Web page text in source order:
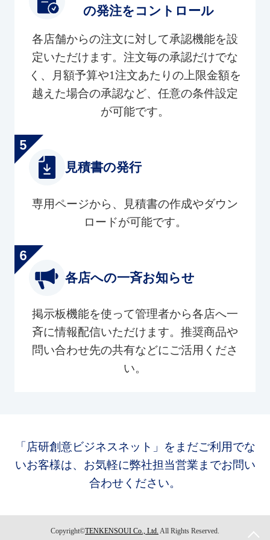
の発注をコントロール
各店舗からの注文に対して承認機能を設
定いただけます。注文毎の承認だけでな
く、月額予算や1注文あたりの上限金額を
越えた場合の承認など、任意の条件設定
が可能です。
見積書の発行
専用ページから、見積書の作成やダウン
ロードが可能です。
各店への一斉お知らせ
掲示板機能を使って管理者から各店へ一
斉に情報配信いただけます。推奨商品や
問い合わせ先の共有などにご活用くださ
い。
「店研創意ビジネスネット」をまだご利用でな
いお客様は、お気軽に弊社担当営業までお問い
合わせください。
Copyright©TENKENSOUI Co., Ltd. All Rights Reserved.